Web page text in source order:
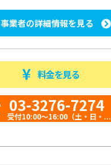
事業者の詳細情報を見る
料金を見る
03-3276-7274
受付10:00〜16:00（土・日・...